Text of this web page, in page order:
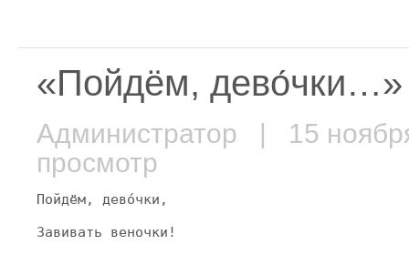
«Пойдём, дево́чки…»
Администратор | 15
просмотр
Пойдём, дево́чки,
Завивать веночки!